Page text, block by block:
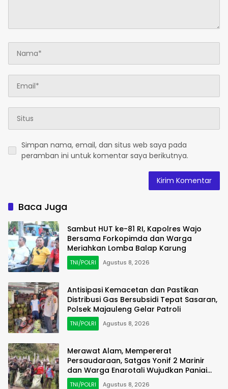
Simpan nama, email, dan situs web saya pada
peramban ini untuk komentar saya berikutnya.
Baca Juga
Sambut HUT ke-81 RI, Kapolres Wajo
Bersama Forkopimda dan Warga
Meriahkan Lomba Balap Karung
TNI/POLRI Agustus 8, 2026
Antisipasi Kemacetan dan Pastikan
Distribusi Gas Bersubsidi Tepat Sasaran,
Polsek Majauleng Gelar Patroli
TNI/POLRI Agustus 8, 2026
Merawat Alam, Mempererat
Persaudaraan, Satgas Yonif 2 Marinir
dan Warga Enarotali Wujudkan Paniai
Bersih, Indonesia Asri
TNI/POLRI Agustus 8, 2026